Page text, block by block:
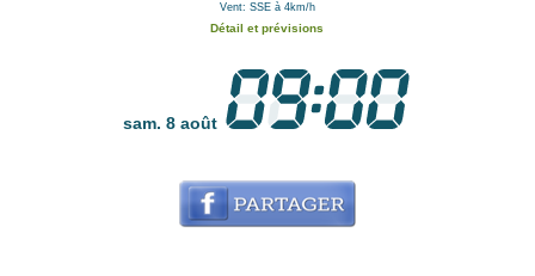
Vent: SSE à 4km/h
Détail et prévisions
sam. 8 août